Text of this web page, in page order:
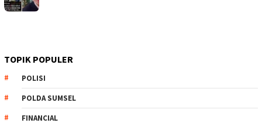
TOPIK POPULER
POLISI
POLDA SUMSEL
FINANCIAL